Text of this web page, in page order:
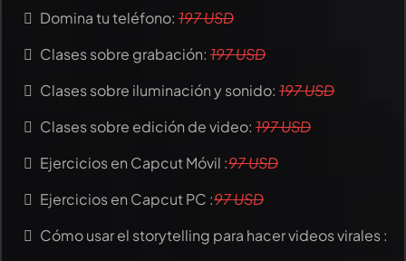
Domina tu teléfono: 197 USD
Clases sobre grabación: 197 USD
Clases sobre iluminación y sonido: 197 USD
Clases sobre edición de video: 197 USD
Ejercicios en Capcut Móvil :97 USD
Ejercicios en Capcut PC :97 USD
Cómo usar el storytelling para hacer videos virales :